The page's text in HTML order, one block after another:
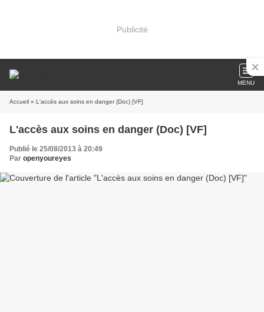
Publicité
MENU
Accueil » L'accès aux soins en danger (Doc) [VF]
L'accès aux soins en danger (Doc) [VF]
Publié le 25/08/2013 à 20:49
Par openyoureyes